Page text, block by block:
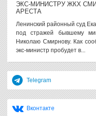
ЭКС-МИНИСТРУ ЖКХ
АРЕСТА
Ленинский районный суд
под стражей бывшему
Николаю Смирнову. Как
экс-министр пробудет в...
Telegram
Вконтакте